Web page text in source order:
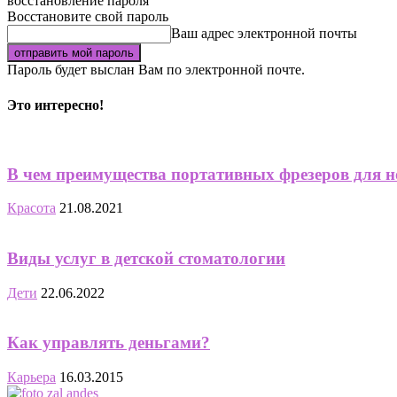
Восстановите свой пароль
Ваш адрес электронной почты
Пароль будет выслан Вам по электронной почте.
Это интересно!
В чем преимущества портативных фрезеров для
Красота 21.08.2021
Виды услуг в детской стоматологии
Дети 22.06.2022
Как управлять деньгами?
Карьера 16.03.2015